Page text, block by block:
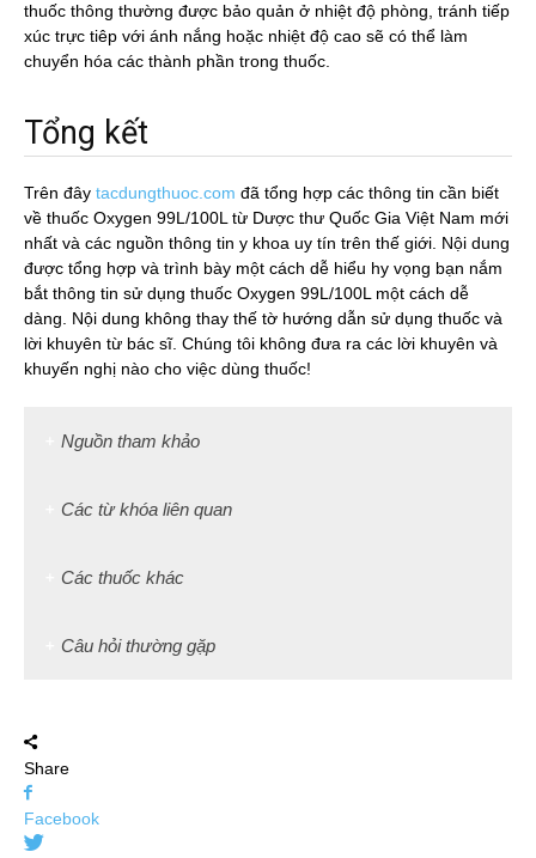
thuốc thông thường được bảo quản ở nhiệt độ phòng, tránh tiếp
xúc trực tiêp với ánh nắng hoặc nhiệt độ cao sẽ có thể làm
chuyển hóa các thành phần trong thuốc.
Tổng kết
Trên đây tacdungthuoc.com đã tổng hợp các thông tin cần biết
về thuốc Oxygen 99L/100L từ Dược thư Quốc Gia Việt Nam mới
nhất và các nguồn thông tin y khoa uy tín trên thế giới. Nội dung
được tổng hợp và trình bày một cách dễ hiểu hy vọng bạn nắm
bắt thông tin sử dụng thuốc Oxygen 99L/100L một cách dễ
dàng. Nội dung không thay thế tờ hướng dẫn sử dụng thuốc và
lời khuyên từ bác sĩ. Chúng tôi không đưa ra các lời khuyên và
khuyến nghị nào cho việc dùng thuốc!
Nguồn tham khảo
Các từ khóa liên quan
Các thuốc khác
Câu hỏi thường gặp
Share
Facebook